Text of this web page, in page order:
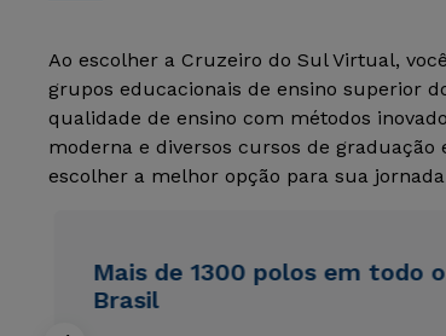
Ao escolher a Cruzeiro do Sul Virtual,
grupos educacionais de ensino superior
qualidade de ensino com métodos
moderna e diversos cursos de
escolher a melhor opção para sua
Mais de 1300 polos em todo o
Brasil